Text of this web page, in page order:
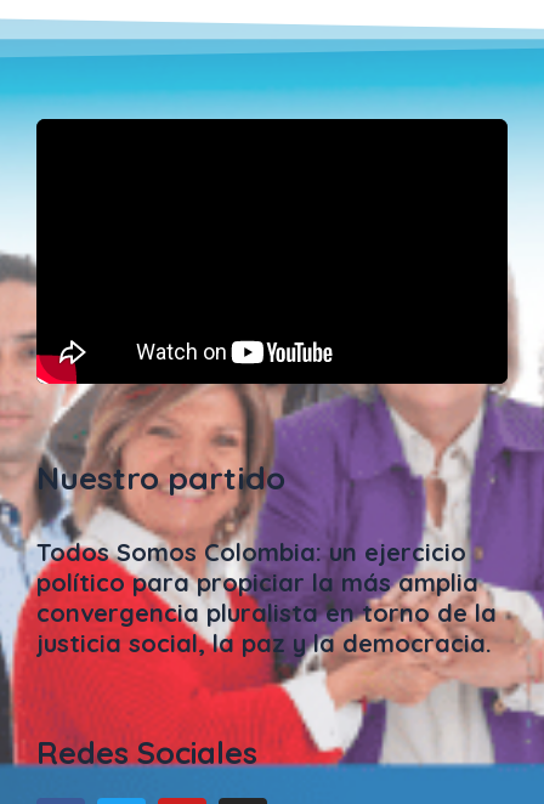
Nuestro partido
Todos Somos Colombia: un ejercicio
político para propiciar la más amplia
convergencia pluralista en torno de la
justicia social, la paz y la democracia.
Redes Sociales